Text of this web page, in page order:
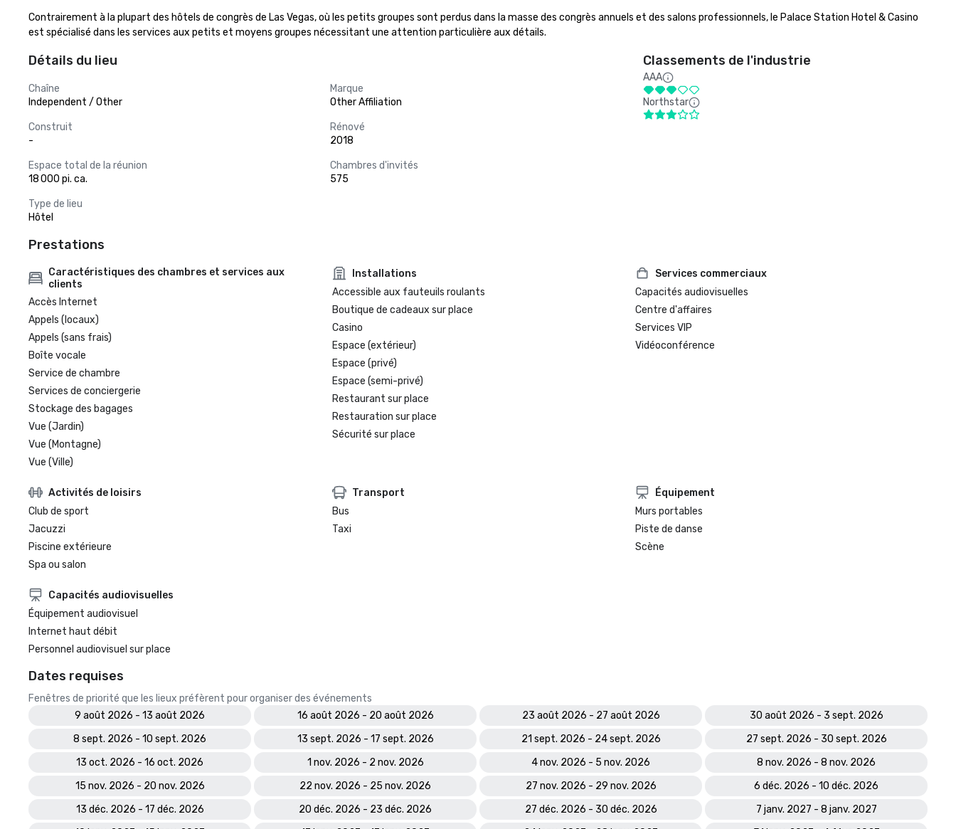
Contrairement à la plupart des hôtels de congrès de Las Vegas, où les petits groupes sont perdus dans la masse des congrès annuels et des salons professionnels, le Palace Station Hotel & Casino
est spécialisé dans les services aux petits et moyens groupes nécessitant une attention particulière aux détails.
Détails du lieu
Chaîne
Independent / Other
Marque
Other Affiliation
Construit
-
Rénové
2018
Espace total de la réunion
18 000 pi. ca.
Chambres d'invités
575
Type de lieu
Hôtel
Classements de l'industrie
AAA
Northstar
Prestations
Caractéristiques des chambres et services aux
clients
Accès Internet
Appels (locaux)
Appels (sans frais)
Boîte vocale
Service de chambre
Services de conciergerie
Stockage des bagages
Vue (Jardin)
Vue (Montagne)
Vue (Ville)
Installations
Accessible aux fauteuils roulants
Boutique de cadeaux sur place
Casino
Espace (extérieur)
Espace (privé)
Espace (semi-privé)
Restaurant sur place
Restauration sur place
Sécurité sur place
Services commerciaux
Capacités audiovisuelles
Centre d'affaires
Services VIP
Vidéoconférence
Activités de loisirs
Club de sport
Jacuzzi
Piscine extérieure
Spa ou salon
Transport
Bus
Taxi
Équipement
Murs portables
Piste de danse
Scène
Capacités audiovisuelles
Équipement audiovisuel
Internet haut débit
Personnel audiovisuel sur place
Dates requises
Fenêtres de priorité que les lieux préfèrent pour organiser des événements
9 août 2026 - 13 août 2026
16 août 2026 - 20 août 2026 23 août 2026 - 27 août 2026
30 août 2026 - 3 sept. 2026
8 sept. 2026 - 10 sept. 2026
13 sept. 2026 - 17 sept. 2026 21 sept. 2026 - 24 sept. 2026
27 sept. 2026 - 30 sept. 2026
13 oct. 2026 - 16 oct. 2026
1 nov. 2026 - 2 nov. 2026 4 nov. 2026 - 5 nov. 2026
8 nov. 2026 - 8 nov. 2026
15 nov. 2026 - 20 nov. 2026
22 nov. 2026 - 25 nov. 2026 27 nov. 2026 - 29 nov. 2026
6 déc. 2026 - 10 déc. 2026
13 déc. 2026 - 17 déc. 2026
20 déc. 2026 - 23 déc. 2026 27 déc. 2026 - 30 déc. 2026
7 janv. 2027 - 8 janv. 2027